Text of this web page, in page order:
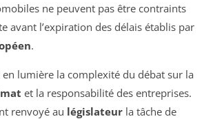
ne peuvent pas être contraints
avant l’expiration des délais établis par
.
en lumière la complexité du débat sur la
et la responsabilité des entreprises.
renvoyé au législateur la tâche de